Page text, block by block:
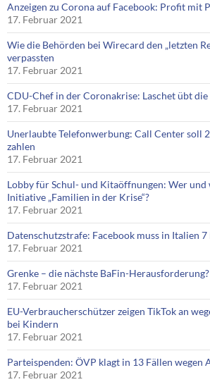
Anzeigen zu Corona auf Facebook: Profit mit
17. Februar 2021
Wie die Behörden bei Wirecard den „letzten
verpassten
17. Februar 2021
CDU-Chef in der Coronakrise: Laschet übt
17. Februar 2021
Unerlaubte Telefonwerbung: Call Center soll
zahlen
17. Februar 2021
Lobby für Schul- und Kitaöffnungen: Wer und
Initiative „Familien in der Krise“?
17. Februar 2021
Datenschutzstrafe: Facebook muss in Italien
17. Februar 2021
Grenke – die nächste BaFin-Herausforderung?
17. Februar 2021
EU-Verbraucherschützer zeigen TikTok an
bei Kindern
17. Februar 2021
Parteispenden: ÖVP klagt in 13 Fällen wegen
17. Februar 2021